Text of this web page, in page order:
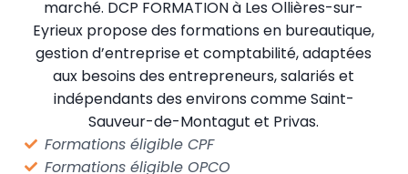
marché. DCP FORMATION à Les Ollières-sur-
Eyrieux propose des formations en bureautique,
gestion d’entreprise et comptabilité, adaptées
aux besoins des entrepreneurs, salariés et
indépendants des environs comme Saint-
Sauveur-de-Montagut et Privas.
Formations éligible CPF
Formations éligible OPCO